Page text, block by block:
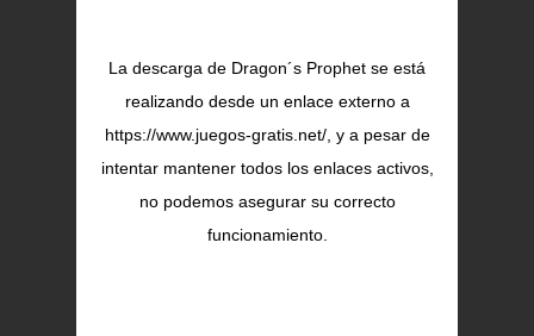
La descarga de Dragon´s Prophet se está
realizando desde un enlace externo a
https://www.juegos-gratis.net/, y a pesar de
intentar mantener todos los enlaces activos,
no podemos asegurar su correcto
funcionamiento.